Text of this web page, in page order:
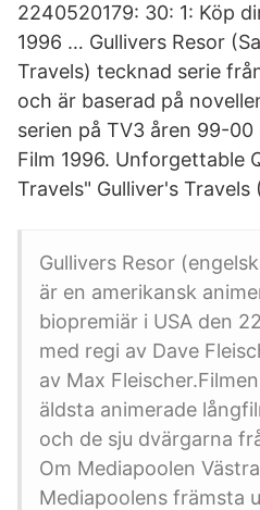
2240520179: 30: 1: Köp
1996 … Gullivers Resor
Travels) tecknad serie
och är baserad på
serien på TV3 åren 99-00
Film 1996. Unforgettable
Travels" Gulliver's
Gullivers Resor
är en amerikansk
biopremiär i USA den
med regi av Dave
av Max
äldsta animerade
och de sju dvärgarna
Om Mediapoolen
Mediapoolens främsta